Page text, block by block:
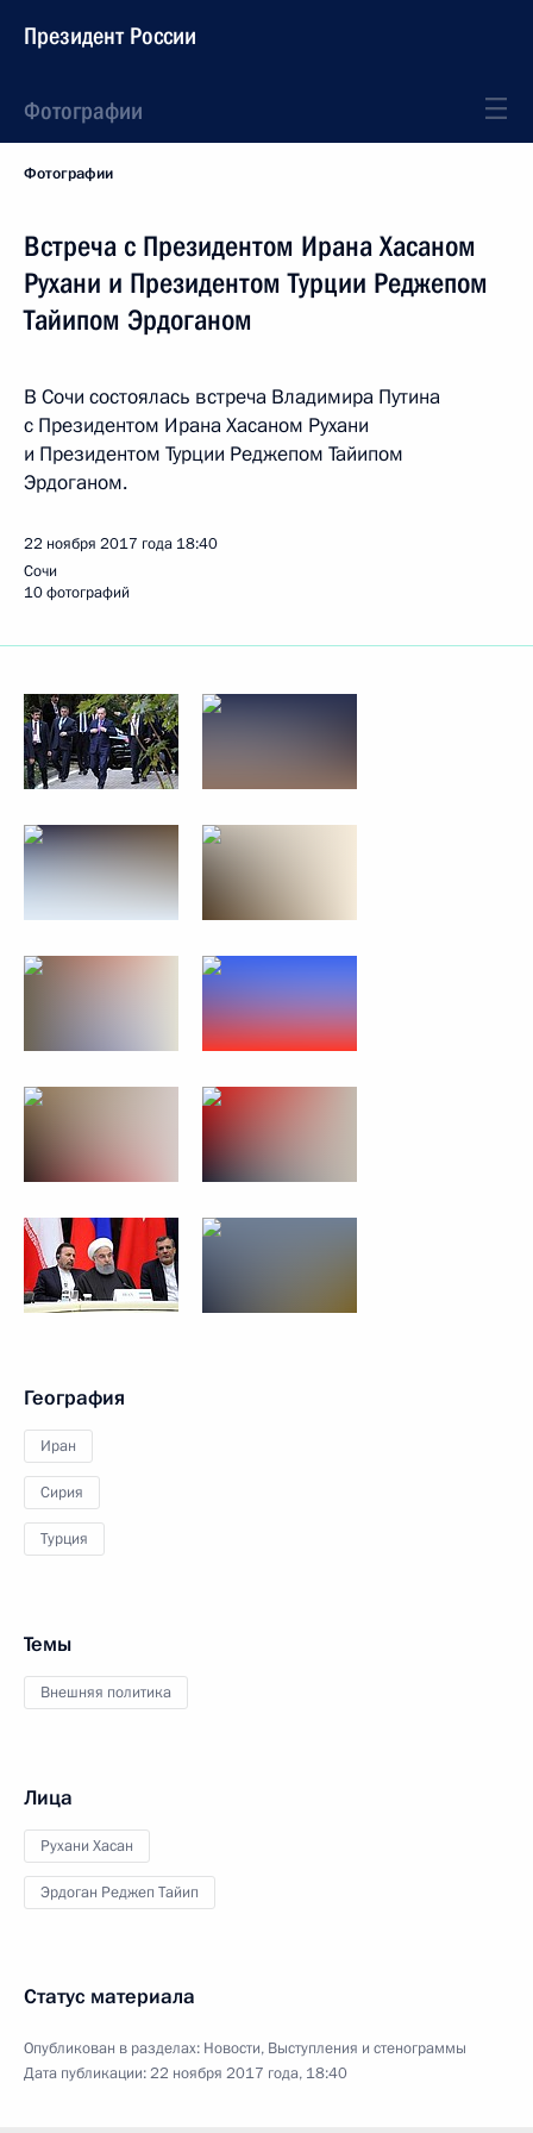
Президент России
Фотографии
Фотографии
Встреча с Президентом Ирана Хасаном
Рухани и Президентом Турции Реджепом
Тайипом Эрдоганом
В Сочи состоялась встреча Владимира Путина
с Президентом Ирана Хасаном Рухани
и Президентом Турции Реджепом Тайипом
Эрдоганом.
22 ноября 2017 года 18:40
Сочи
10 фотографий
География
Иран
Сирия
Турция
Темы
Внешняя политика
Лица
Рухани Хасан
Эрдоган Реджеп Тайип
Статус материала
Опубликован в разделах: Новости, Выступления и стенограммы
Дата публикации:22 ноября 2017 года, 18:40